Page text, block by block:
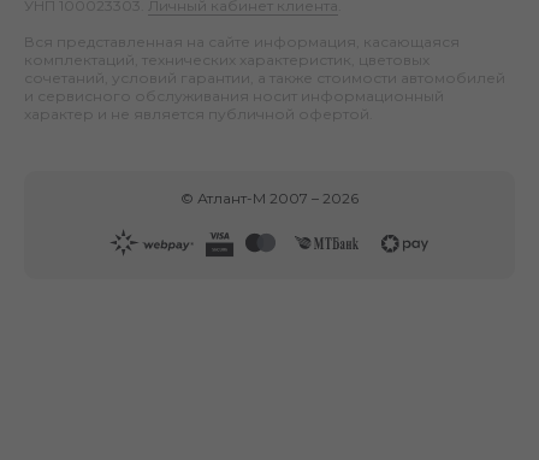
УНП 100023303.
Личный кабинет клиента
Вся представленная на сайте информация, касающаяся
комплектаций, технических характеристик, цветовых
сочетаний, условий гарантии, а также стоимости автомобилей
и сервисного обслуживания носит информационный
характер и не является публичной офертой.
© Атлант-М 2007 – 2026